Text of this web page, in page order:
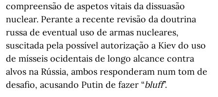
compreensão de aspetos vitais da dissuasão
nuclear. Perante a recente revisão da doutrina
russa de eventual uso de armas nucleares,
suscitada pela possível autorização a Kiev do uso
de mísseis ocidentais de longo alcance contra
alvos na Rússia, ambos responderam num tom de
desafio, acusando Putin de fazer “bluff”.